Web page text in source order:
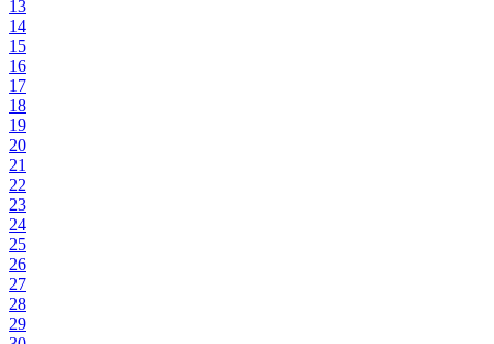
13
14
15
16
17
18
19
20
21
22
23
24
25
26
27
28
29